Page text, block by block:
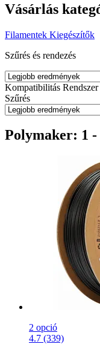
Vásárlás
Filamentek Kiegészítők
Szűrés és rendezés
Kompatibilitás Rendszer
Szűrés
Polymaker: 1 -
2 opció
4.7 (339)